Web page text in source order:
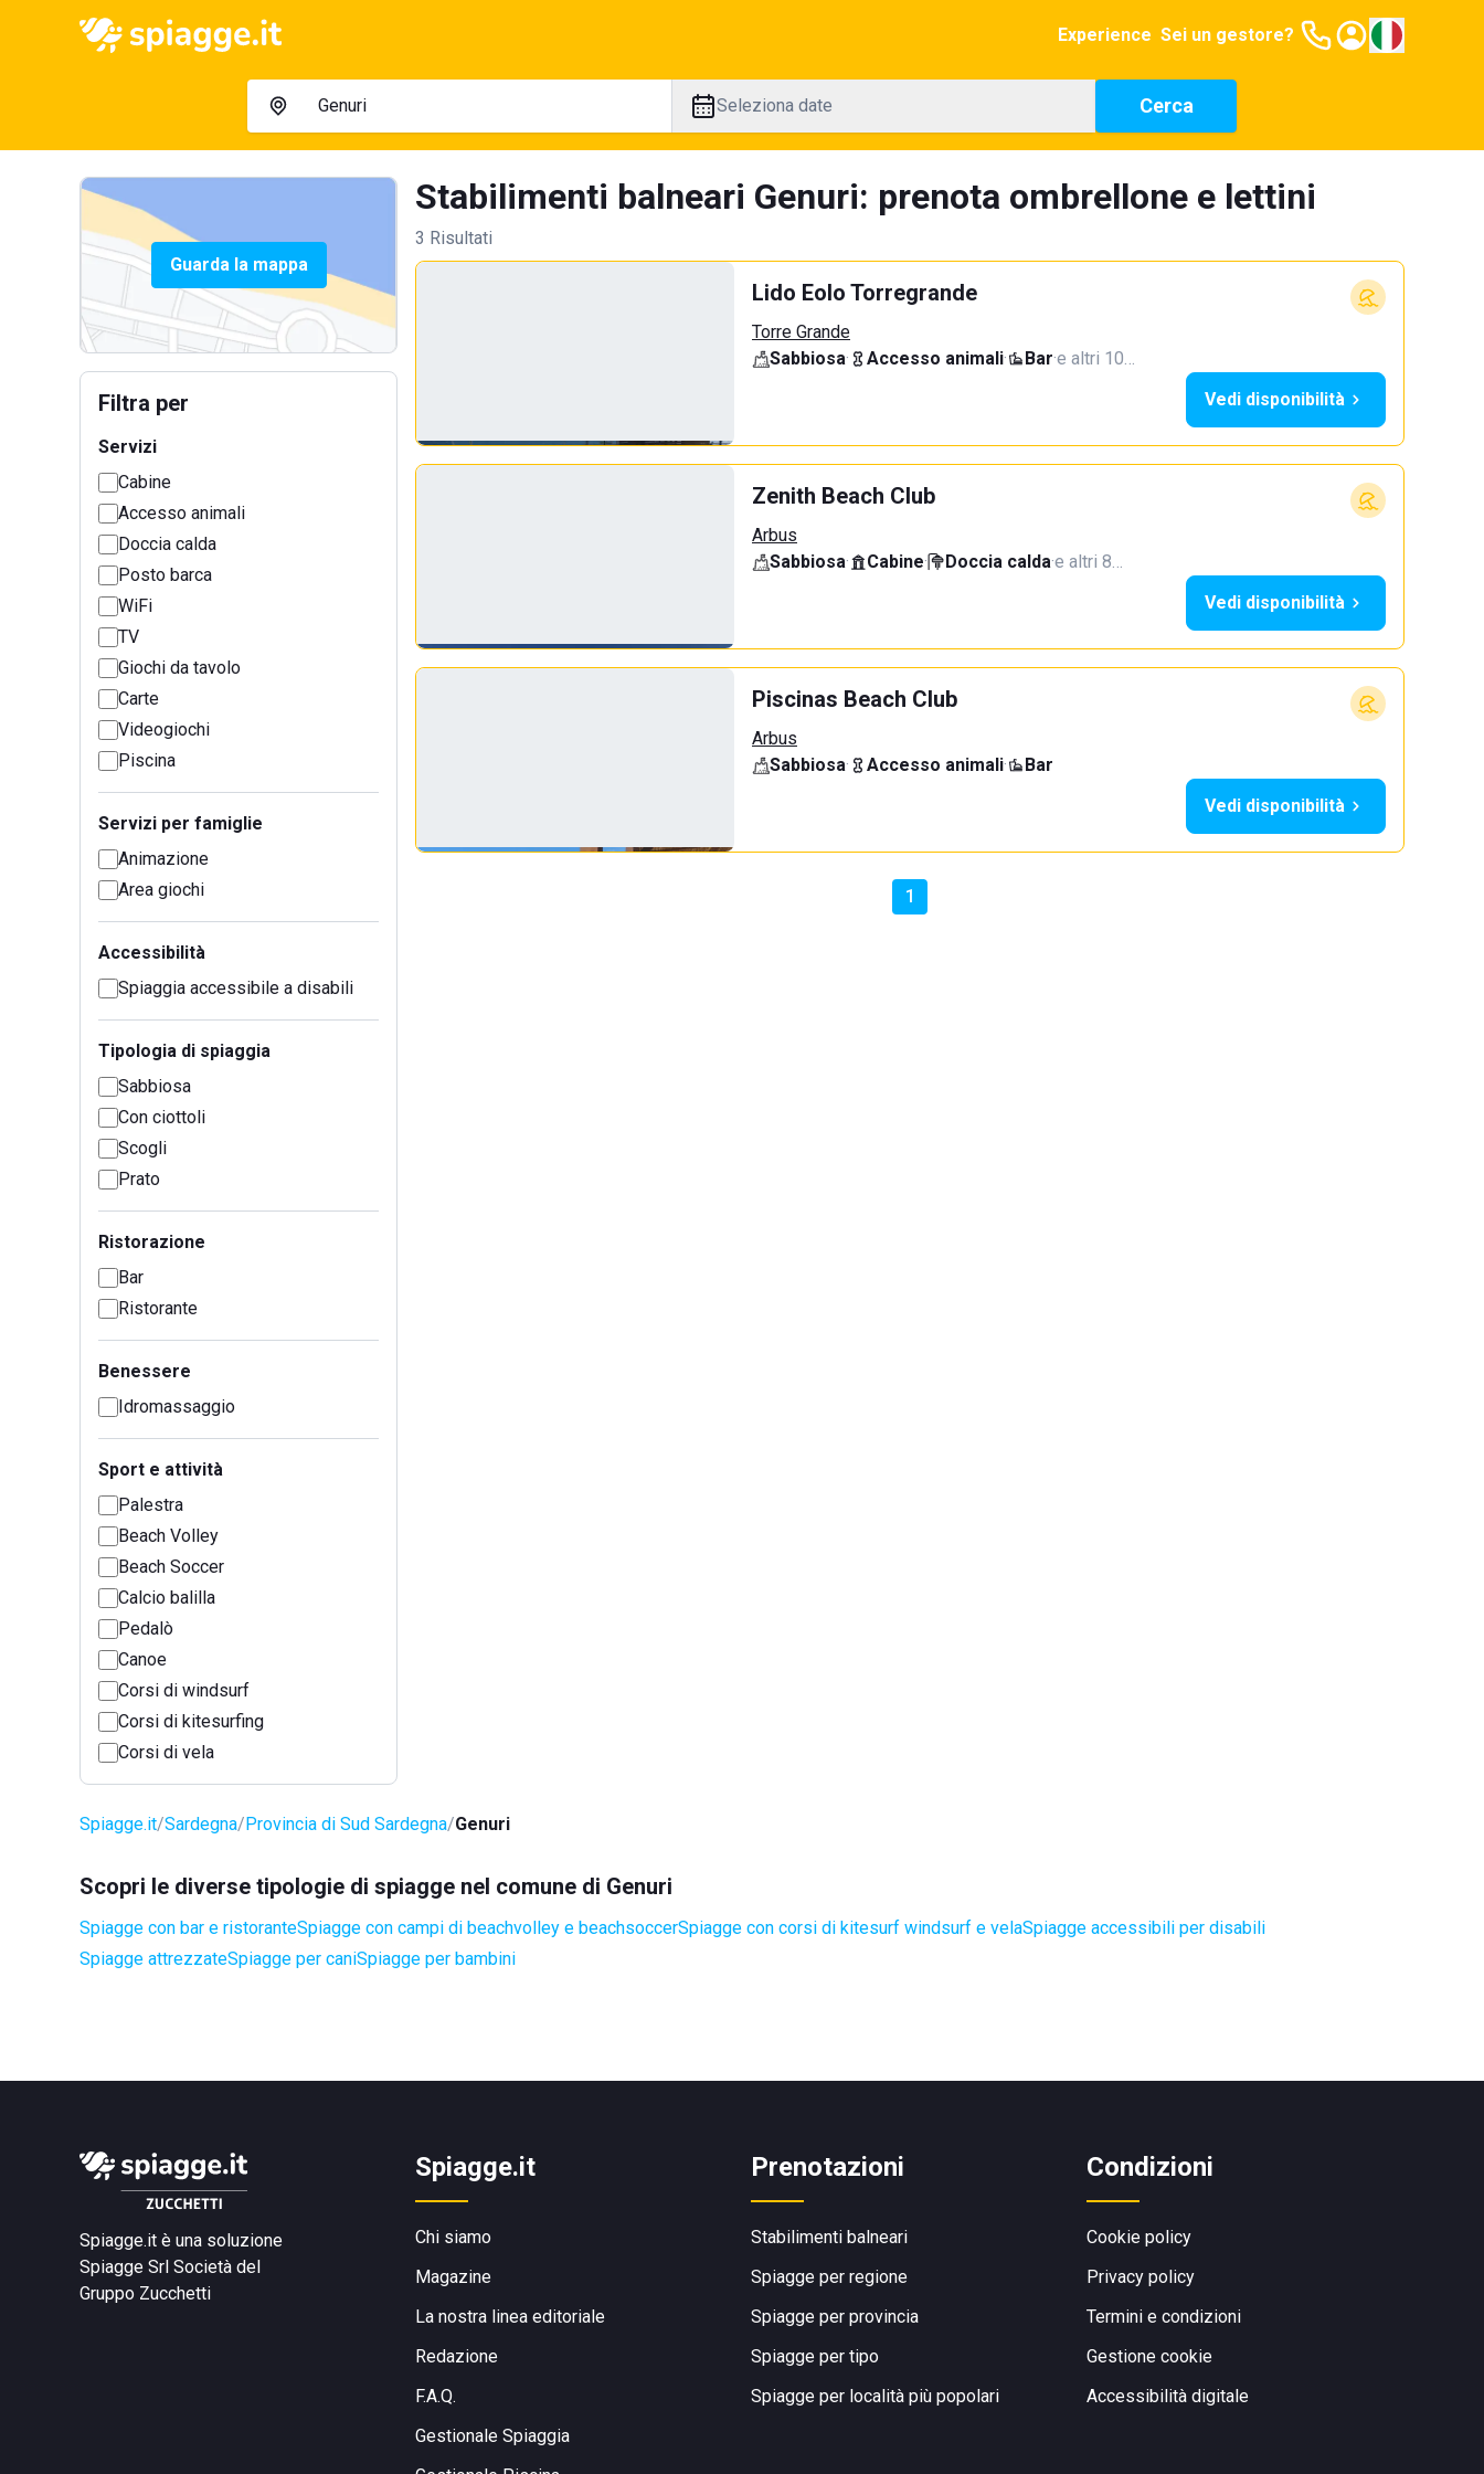
Experience Sei un gestore?
Seleziona date Cerca
Guarda la mappa
Filtra per
Servizi
Cabine
Accesso animali
Doccia calda
Posto barca
WiFi
TV
Giochi da tavolo
Carte
Videogiochi
Piscina
Servizi per famiglie
Animazione
Area giochi
Accessibilità
Spiaggia accessibile a disabili
Tipologia di spiaggia
Sabbiosa
Con ciottoli
Scogli
Prato
Ristorazione
Bar
Ristorante
Benessere
Idromassaggio
Sport e attività
Palestra
Beach Volley
Beach Soccer
Calcio balilla
Pedalò
Canoe
Corsi di windsurf
Corsi di kitesurfing
Corsi di vela
Stabilimenti balneari Genuri: prenota ombrellone e lettini
3 Risultati
Lido Eolo Torregrande
Torre Grande
Sabbiosa· Accesso animali· Bar·e altri 10…
Vedi disponibilità
Zenith Beach Club
Arbus
Sabbiosa· Cabine· Doccia calda·e altri 8…
Vedi disponibilità
Piscinas Beach Club
Arbus
Sabbiosa· Accesso animali·
Bar
Vedi disponibilità
1
Spiagge.it Sardegna Provincia di Sud Sardegna Genuri
Scopri le diverse tipologie di spiagge nel comune di Genuri
Spiagge con bar e ristoranteSpiagge con campi di beachvolley e beachsoccerSpiagge con corsi di kitesurf windsurf e velaSpiagge accessibili per disabili
Spiagge attrezzateSpiagge per caniSpiagge per bambini
Spiagge.it è una soluzione
Spiagge Srl Società del
Gruppo Zucchetti
Spiagge.it
Chi siamo
Magazine
La nostra linea editoriale
Redazione
F.A.Q.
Gestionale Spiaggia
Prenotazioni
Stabilimenti balneari
Spiagge per regione
Spiagge per provincia
Spiagge per tipo
Spiagge per località più popolari
Condizioni
Cookie policy
Privacy policy
Termini e condizioni
Gestione cookie
Accessibilità digitale